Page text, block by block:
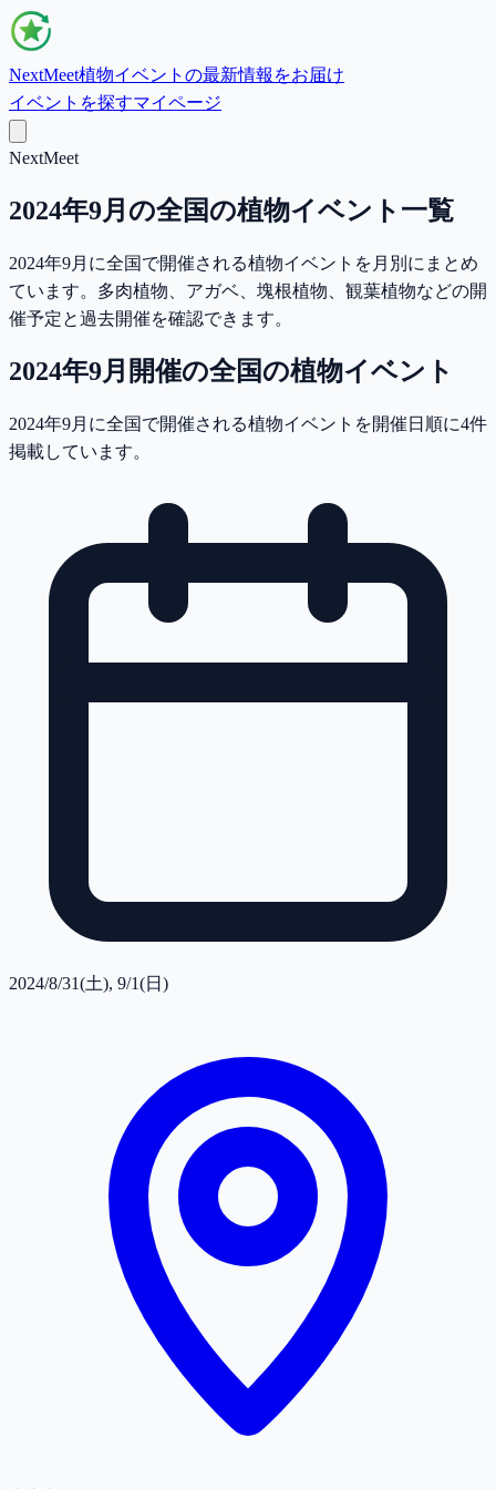
NextMeet植物イベントの最新情報をお届け
イベントを探すマイページ
NextMeet
2024年9月の全国の植物イベント一覧
2024年9月に全国で開催される植物イベントを月別にまとめ
ています。多肉植物、アガベ、塊根植物、観葉植物などの開
催予定と過去開催を確認できます。
2024年9月 開催の全国の植物イベント
2024年9月に全国で開催される植物イベントを開催日順に4件
掲載しています。
2024/8/31(土), 9/1(日)